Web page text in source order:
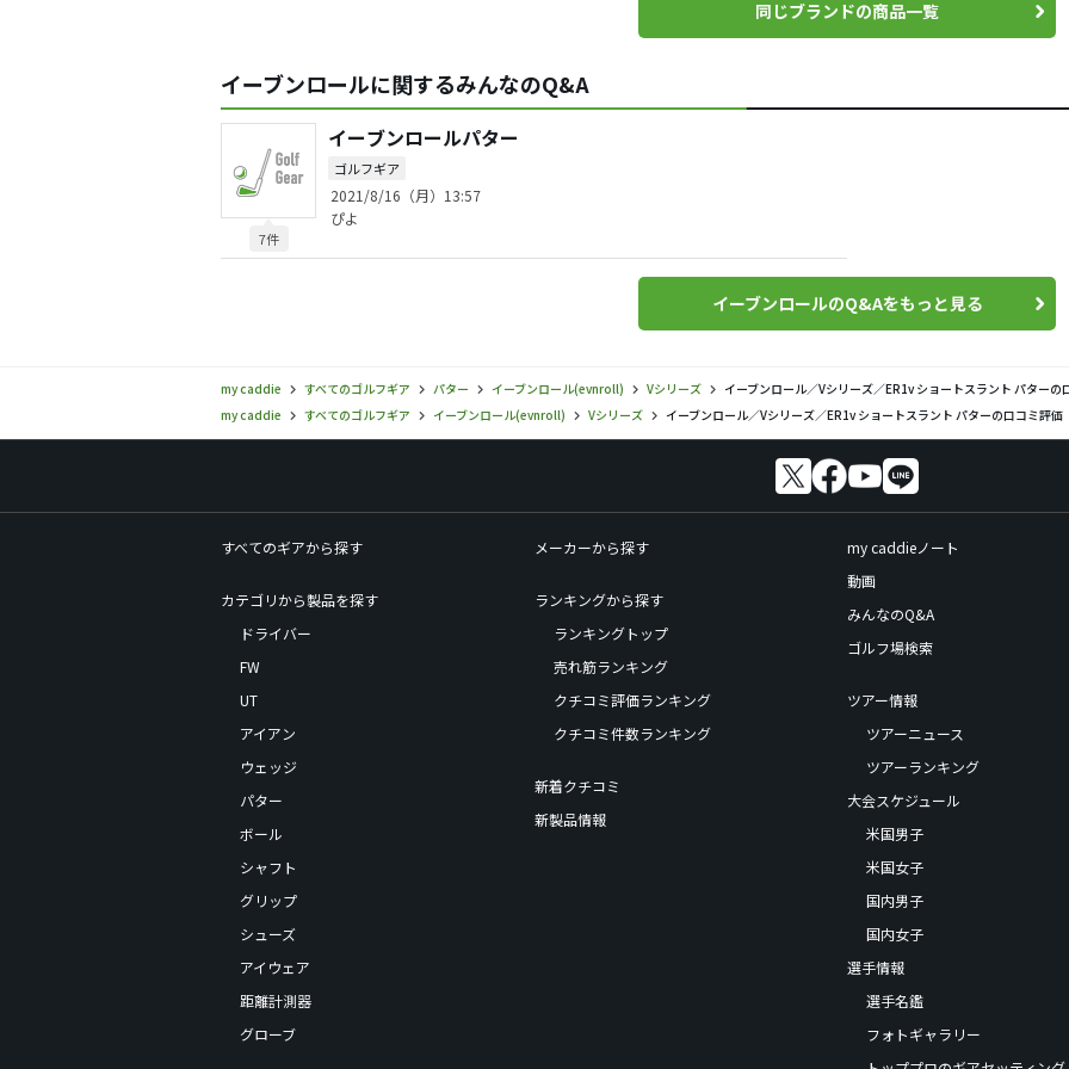
同じブランドの商品一覧
イーブンロールに関するみんなのQ&A
7件
イーブンロールパター
ゴルフギア
2021/8/16（月）13:57
ぴよ
イーブンロールのQ&Aをもっと見る
my caddie すべてのゴルフギア パター イーブンロール(evnroll) Vシリーズ
イーブンロール／Vシリーズ／ER1v ショートスラント パターの
my caddie
すべてのゴルフギア イーブンロール(evnroll) Vシリーズ イーブンロール／Vシリーズ／ER1v ショートスラント パターの口コミ評価
すべてのギアから探す
カテゴリから製品を探す
ドライバー
FW
UT
アイアン
ウェッジ
パター
ボール
シャフト
グリップ
シューズ
アイウェア
距離計測器
グローブ
メーカーから探す
ランキングから探す
ランキングトップ
売れ筋ランキング
クチコミ評価ランキング
クチコミ件数ランキング
新着クチコミ
新製品情報
my caddieノート
動画
みんなのQ&A
ゴルフ場検索
ツアー情報
ツアーニュース
ツアーランキング
大会スケジュール
米国男子
米国女子
国内男子
国内女子
選手情報
選手名鑑
フォトギャラリー